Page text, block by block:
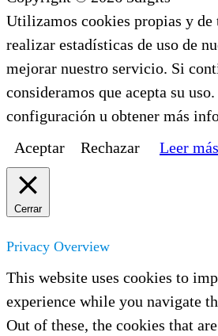
Utilizamos cookies propias y de
realizar estadísticas de uso de
mejorar nuestro servicio. Si
consideramos que acepta su
configuración u obtener más
Aceptar
Rechazar Leer más
Cerrar
Privacy Overview
This website uses cookies to
experience while you navigate
Out of these, the cookies that